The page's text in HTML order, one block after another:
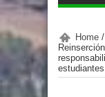
Home /